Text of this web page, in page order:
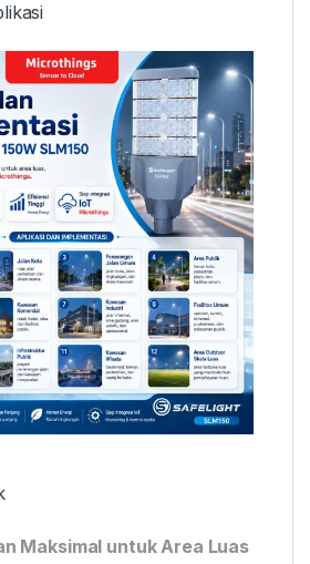
Maksimal untuk Area Luas